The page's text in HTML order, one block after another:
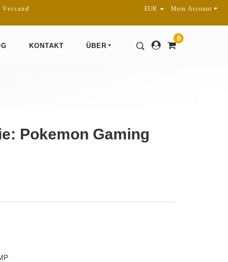
Mein Account
0
KONTAKT ÜBER
Pokemon Gaming